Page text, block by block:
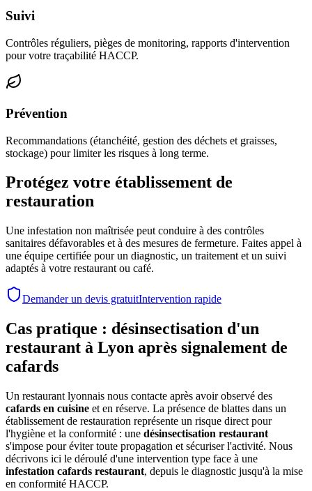
Suivi
Contrôles réguliers, pièges de monitoring, rapports d'intervention
pour votre traçabilité HACCP.
Prévention
Recommandations (étanchéité, gestion des déchets et graisses,
stockage) pour limiter les risques à long terme.
Protégez votre établissement de
restauration
Une infestation non maîtrisée peut conduire à des contrôles
sanitaires défavorables et à des mesures de fermeture. Faites appel à
une équipe certifiée pour un diagnostic, un traitement et un suivi
adaptés à votre restaurant ou café.
Demander un devis gratuitIntervention rapide
Cas pratique : désinsectisation d'un
restaurant à Lyon après signalement de
cafards
Un restaurant lyonnais nous contacte après avoir observé des
cafards en cuisine et en réserve. La présence de blattes dans un
établissement de restauration représente un risque direct pour
l'hygiène et la conformité : une désinsectisation restaurant
s'impose pour éviter toute propagation et sécuriser l'activité. Nous
décrivons ici le déroulé d'une intervention type face à une
infestation cafards restaurant, depuis le diagnostic jusqu'à la mise
en conformité HACCP.